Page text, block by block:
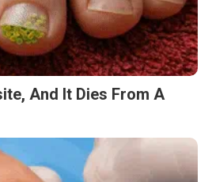
And It Dies From A